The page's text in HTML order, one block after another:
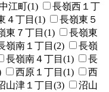
江町(1)
長嶺西１丁
４丁目(1)
長嶺東５
東７丁目(1)
長嶺東
嶺南１丁目(2)
長嶺
長嶺南４丁目(1)
長
西原１丁目(1)
西
山津１丁目(3)
沼山